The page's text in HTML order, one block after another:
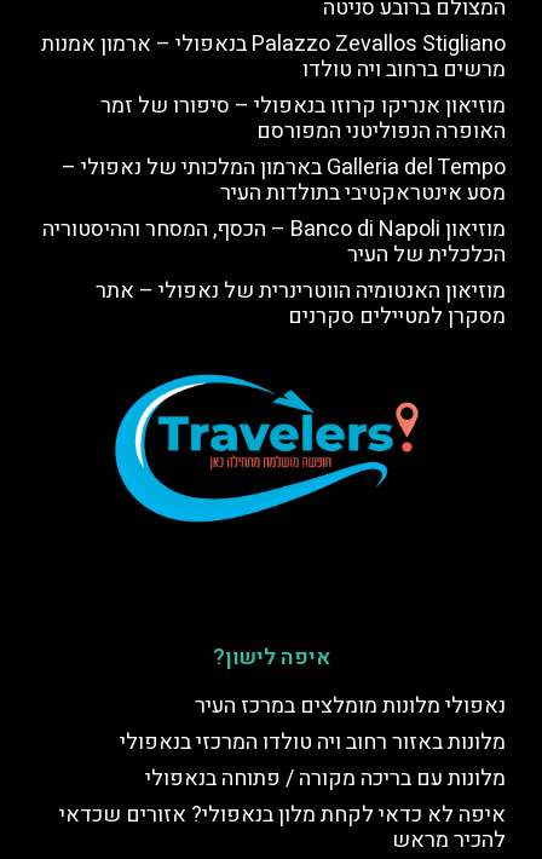
המצולם ברובע סניטה
Palazzo Zevallos Stigliano בנאפולי – ארמון אמנות
מרשים ברחוב ויה טולדו
מוזיאון אנריקו קרוזו בנאפולי – סיפורו של זמר
האופרה הנפוליטני המפורסם
Galleria del Tempo בארמון המלכותי של נאפולי –
מסע אינטראקטיבי בתולדות העיר
מוזיאון Banco di Napoli – הכסף, המסחר וההיסטוריה
הכלכלית של העיר
מוזיאון האנטומיה הווטרינרית של נאפולי – אתר
מסקרן למטיילים סקרנים
איפה לישון?
נאפולי מלונות מומלצים במרכז העיר
מלונות באזור רחוב ויה טולדו המרכזי בנאפולי
מלונות עם בריכה מקורה / פתוחה בנאפולי
איפה לא כדאי לקחת מלון בנאפולי? אזורים שכדאי
להכיר מראש